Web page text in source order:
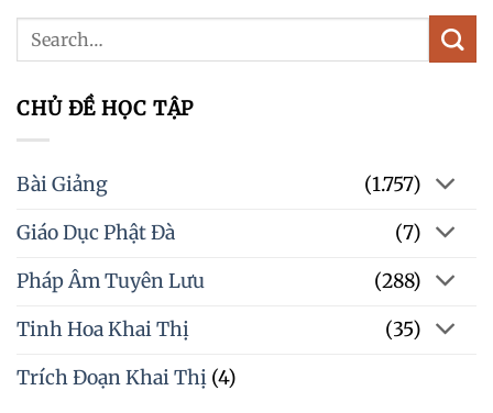
CHỦ ĐỀ HỌC TẬP
Bài Giảng
(1.757)
Giáo Dục Phật Đà
(7)
Pháp Âm Tuyên Lưu
(288)
Tinh Hoa Khai Thị
(35)
Trích Đoạn Khai Thị (4)